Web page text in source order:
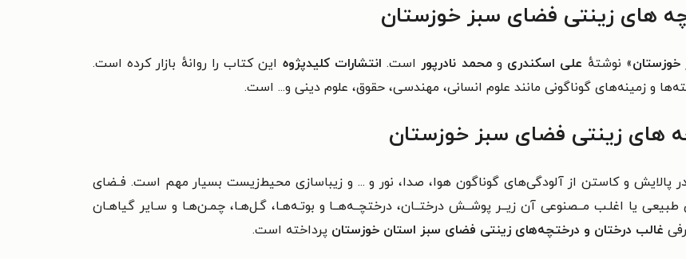
های زینتی فضای سبز خوزستان
» نوشتهٔ علی اسکندری ومحمد نادرپور است. انتشارات کلیدپژوه این کتاب را روانهٔ بازار کرده است.
و زمینه‌های گوناگونی مانند علوم انسانی، مهندسی، حقوق، علوم دینی و... است.
های زینتی فضای سبز خوزستان
پالایش و کاستن ازآلودگی‌های گوناگون هوا، صدا، نور و ... و زیباسازی محیط‌زیست بسیار مهم است. فـضای
یا اغلـب مــصنوعی آن زیــر پوشــش درختــان، درختچــه‌هــا و بوتـه‌هـا، گـل‌هـا، چمـن‌هـا و سـایر گیاهـان
غالب درختان و درختچه‌های زینتی فضای سبز استان خوزستان پرداخته است.